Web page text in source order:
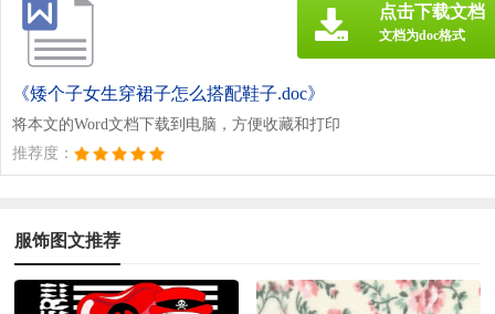
《矮个子女生穿裙子怎么搭配鞋子.doc》
将本文的Word文档下载到电脑，方便收藏和打印
推荐度：
点击下载文档
文档为doc格式
服饰图文推荐